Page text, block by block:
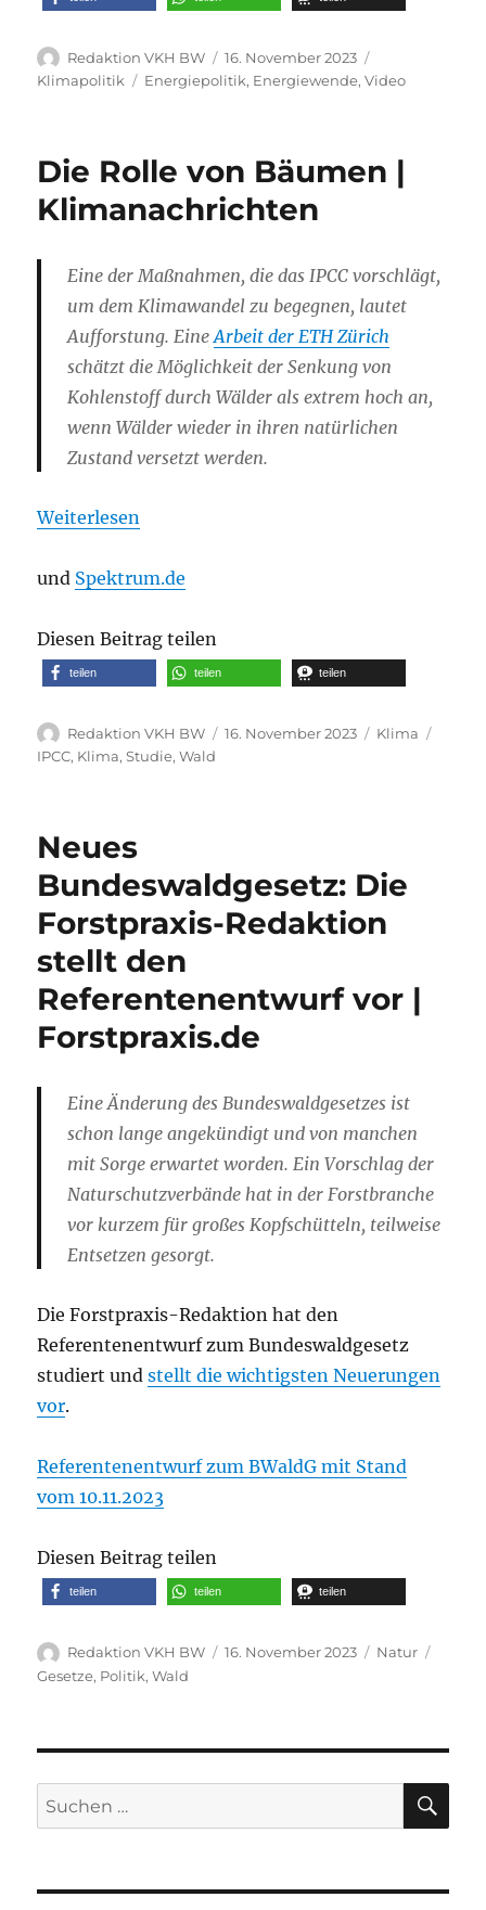
Autor
Redaktion VKH BW
Veröffentlicht
am
16. November 2023
Klimapolitik
Schlagwörter
Energiepolitik, Energiewende,Video
Die Rolle von Bäumen |
Klimanachrichten
Eine der Maßnahmen, die das IPCC vorschlägt,
um dem Klimawandel zu begegnen, lautet
Aufforstung. EineArbeit der ETH Zürich
schätzt die Möglichkeit der Senkung von
Kohlenstoff durch Wälder als extrem hoch an,
wenn Wälder wieder in ihren natürlichen
Zustand versetzt werden.
Weiterlesen
und Spektrum.de
Diesen Beitrag teilen
teilen teilen teilen
Autor
Redaktion VKH BW
Veröffentlicht
16. November 2023 Kategorien
Klima
IPCC, Klima,Studie,Wald
Neues
Bundeswaldgesetz: Die
Forstpraxis-Redaktion
stellt den
Referentenentwurf vor |
Forstpraxis.de
Eine Änderung des Bundeswaldgesetzes ist
schon lange angekündigt und von manchen
mit Sorge erwartet worden. Ein Vorschlag der
Naturschutzverbände hat in der Forstbranche
vor kurzem für großes Kopfschütteln, teilweise
Entsetzen gesorgt.
Die Forstpraxis-Redaktion hat den
Referentenentwurf zum Bundeswaldgesetz
studiert undstellt die wichtigsten Neuerungen
vor.
Referentenentwurf zum BWaldG mit Stand
vom 10.11.2023
Diesen Beitrag teilen
teilen teilen teilen
Autor
Redaktion VKH BW
Veröffentlicht
16. November 2023 Kategorien
Natur
Gesetze, Politik,Wald
Suche
nach: